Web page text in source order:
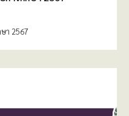
า 2567